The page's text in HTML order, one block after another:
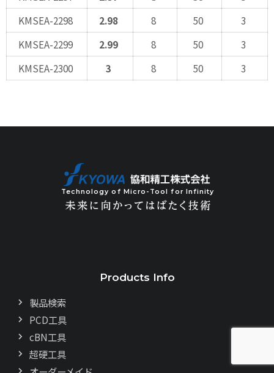
KMSEA-2298
2.98 8 50
3
KMSEA-2299
2.99 8 50
3
KMSEA-2300
3 8 50 3
Technology of Micro-Tool for Infinity
Products Info
製品検索
PCD工具
cBN工具
超硬工具